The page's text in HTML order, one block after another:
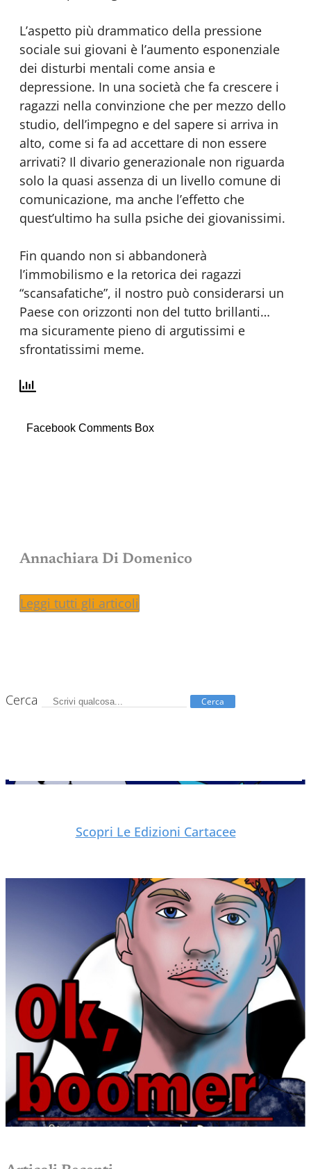
L’aspetto più drammatico della pressione
sociale sui giovani è l’aumento esponenziale
dei disturbi mentali come ansia e
depressione. In una società che fa crescere i
ragazzi nella convinzione che per mezzo dello
studio, dell’impegno e del sapere si arriva in
alto, come si fa ad accettare di non essere
arrivati? Il divario generazionale non riguarda
solo la quasi assenza di un livello comune di
comunicazione, ma anche l’effetto che
quest’ultimo ha sulla psiche dei giovanissimi.
Fin quando non si abbandonerà
l’immobilismo e la retorica dei ragazzi
“scansafatiche”, il nostro può considerarsi un
Paese con orizzonti non del tutto brillanti…
ma sicuramente pieno di argutissimi e
sfrontatissimi meme.
Facebook Comments Box
Annachiara Di Domenico
Leggi tutti gli articoli
Cerca Cerca
Scopri Le Edizioni Cartacee